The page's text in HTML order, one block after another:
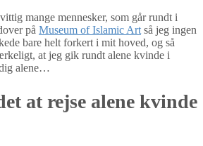
mange mennesker, som går rundt i
på Museum of Islamic Art så jeg ingen
bare helt forkert i mit hoved, og så
at jeg gik rundt alene kvinde i
alene…
at rejse alene kvinde